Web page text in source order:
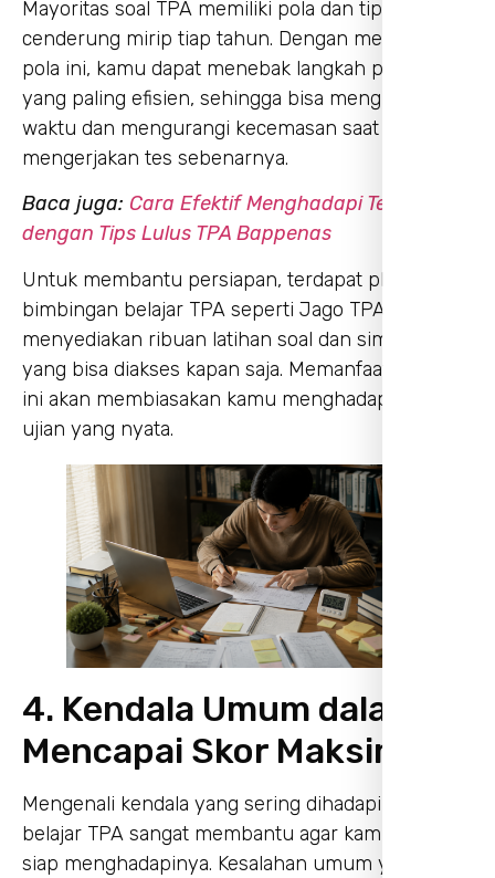
Mayoritas soal TPA memiliki pola dan tipe yang
cenderung mirip tiap tahun. Dengan mengenali
pola ini, kamu dapat menebak langkah pengerjaan
yang paling efisien, sehingga bisa menghemat
waktu dan mengurangi kecemasan saat
mengerjakan tes sebenarnya.
Baca juga: Cara Efektif Menghadapi Tes
dengan Tips Lulus TPA Bappenas
Untuk membantu persiapan, terdapat platform
bimbingan belajar TPA seperti Jago TPA yang
menyediakan ribuan latihan soal dan simulasi tes
yang bisa diakses kapan saja. Memanfaatkan fitur
ini akan membiasakan kamu menghadapi kondisi
ujian yang nyata.
4. Kendala Umum dalam
Mencapai Skor Maksimal
Mengenali kendala yang sering dihadapi saat
belajar TPA sangat membantu agar kamu lebih
siap menghadapinya. Kesalahan umum yang